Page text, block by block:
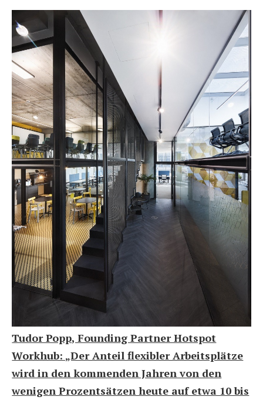
Tudor Popp, Founding Partner Hotspot
Workhub: „Der Anteil flexibler Arbeitsplätze
wird in den kommenden Jahren von den
wenigen Prozentsätzen heute auf etwa 10 bis